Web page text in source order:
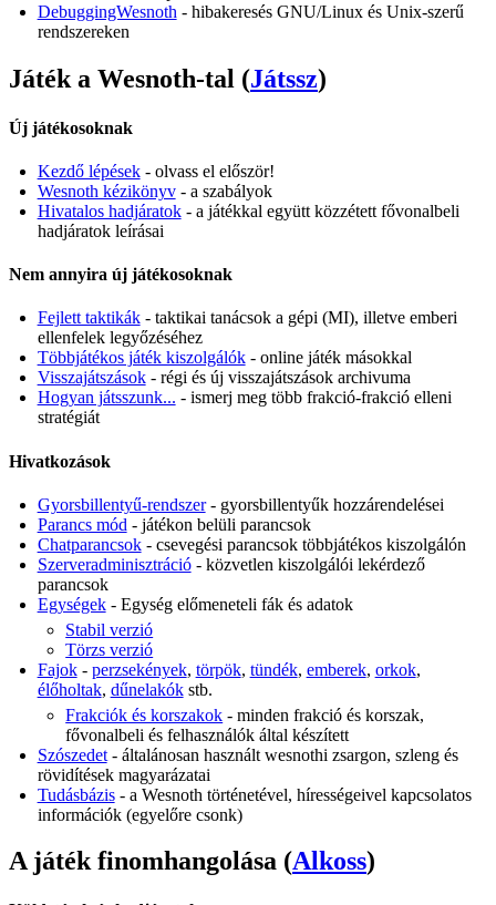
DebuggingWesnoth- hibakeresés GNU/Linux és Unix-szerű
rendszereken
Játék a Wesnoth-tal (Játssz)
Új játékosoknak
Kezdő lépések- olvass el először!
Wesnoth kézikönyv- a szabályok
Hivatalos hadjáratok- a játékkal együtt közzétett fővonalbeli
hadjáratok leírásai
Nem annyira új játékosoknak
Fejlett taktikák- taktikai tanácsok a gépi (MI), illetve emberi
ellenfelek legyőzéséhez
Többjátékos játék kiszolgálók- online játék másokkal
Visszajátszások- régi és új visszajátszások archivuma
Hogyan játsszunk... - ismerj meg több frakció-frakció elleni
stratégiát
Hivatkozások
Gyorsbillentyű-rendszer- gyorsbillentyűk hozzárendelései
Parancs mód - játékon belüli parancsok
Chatparancsok- csevegési parancsok többjátékos kiszolgálón
Szerveradminisztráció- közvetlen kiszolgálói lekérdező
parancsok
Egységek- Egység előmeneteli fák és adatok
Stabil verzió
Törzs verzió
Fajok- perzsekények, törpök, tündék, emberek, orkok,
élőholtak, dűnelakókstb.
Frakciók és korszakok - minden frakció és korszak,
fővonalbeli és felhasználók által készített
Szószedet- általánosan használt wesnothi zsargon, szleng és
rövidítések magyarázatai
Tudásbázis- a Wesnoth történetével, hírességeivel kapcsolatos
információk (egyelőre csonk)
A játék finomhangolása (Alkoss)